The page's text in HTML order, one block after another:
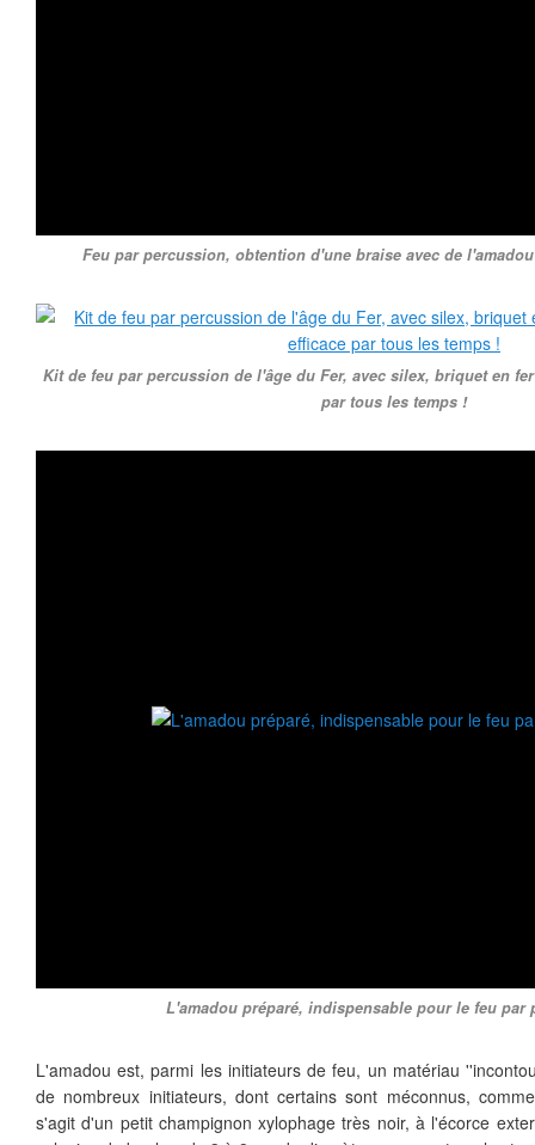
Feu par percussion, obtention d'une braise avec de
Kit de feu par percussion de l'âge du Fer, avec silex, briquet en
par tous les temps !
L'amadou préparé, indispensable pour le feu par
L'amadou est, parmi les initiateurs de feu, un matériau
de nombreux initiateurs, dont certains sont méconnus,
s'agit d'un petit champignon xylophage très noir, à l'écorce